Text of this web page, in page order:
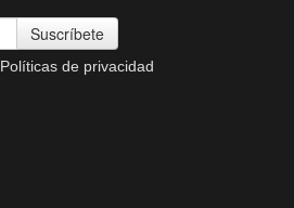
Suscríbete
Políticas de privacidad